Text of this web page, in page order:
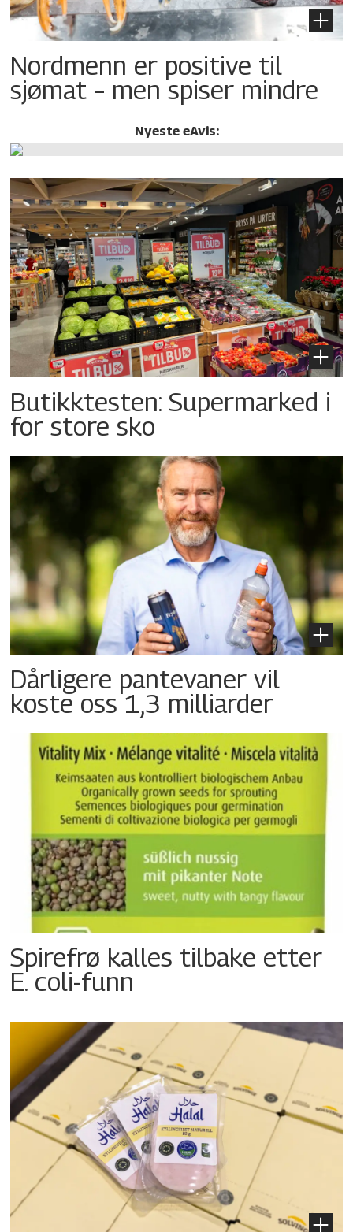
Nordmenn er positive til
sjømat – men spiser mindre
Nyeste eAvis:
Butikktesten: Supermarked i
for store sko
Dårligere pantevaner vil
koste oss 1,3 milliarder
Spirefrø kalles tilbake etter
E. coli-funn